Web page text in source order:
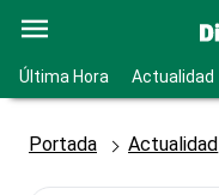
Última Hora Actualidad
Portada Actualidad